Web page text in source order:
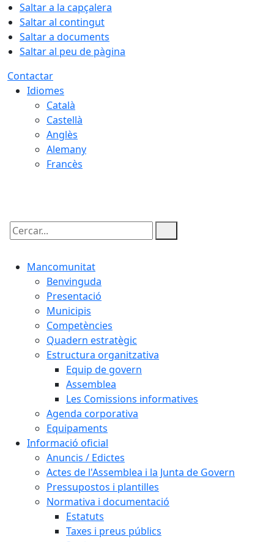
Saltar a la capçalera
Saltar al contingut
Saltar a documents
Saltar al peu de pàgina
Contactar
Idiomes
Català
Castellà
Anglès
Alemany
Francès
Cercar:
Mancomunitat
Benvinguda
Presentació
Municipis
Competències
Quadern estratègic
Estructura organitzativa
Equip de govern
Assemblea
Les Comissions informatives
Agenda corporativa
Equipaments
Informació oficial
Anuncis / Edictes
Actes de l'Assemblea i la Junta de Govern
Pressupostos i plantilles
Normativa i documentació
Estatuts
Taxes i preus públics